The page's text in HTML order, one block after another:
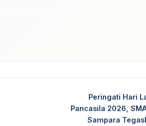
Peringati Hari
Pancasila 2026,
Sampara